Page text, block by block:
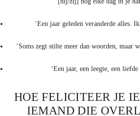
‘Een jaar geleden veranderde alles.
‘Soms zegt stilte meer dan woorden, maar
‘Een jaar, een leegte, een
HOE FELICITEER JE
IEMAND DIE